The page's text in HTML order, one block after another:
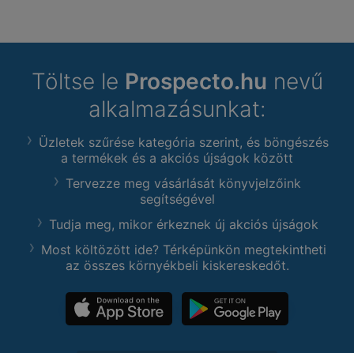
Töltse le Prospecto.hu nevű
alkalmazásunkat:
Üzletek szűrése kategória szerint, és böngészés
a termékek és a akciós újságok között
Tervezze meg vásárlását könyvjelzőink
segítségével
Tudja meg, mikor érkeznek új akciós újságok
Most költözött ide? Térképünkön megtekintheti
az összes környékbeli kiskereskedőt.